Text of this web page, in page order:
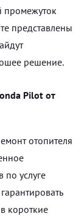
промежуток
представлены
решение.
Pilot от
отопителя
услуге
короткие